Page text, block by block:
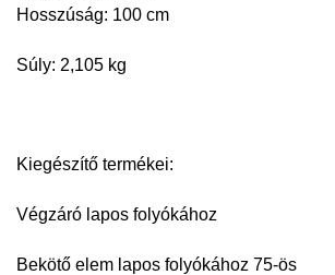
Hosszúság: 100 cm
Súly: 2,105 kg
Kiegészítő termékei:
Végzáró lapos folyókához
Bekötő elem lapos folyókához 75-ös